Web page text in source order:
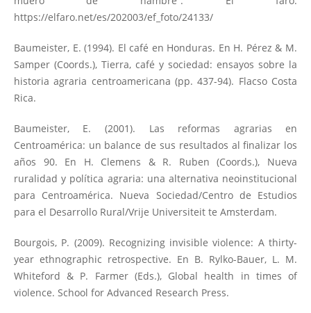
https://elfaro.net/es/202003/ef_foto/24133/
Baumeister, E. (1994). El café en Honduras. En H. Pérez & M.
Samper (Coords.), Tierra, café y sociedad: ensayos sobre la
historia agraria centroamericana (pp. 437-94). Flacso Costa
Rica.
Baumeister, E. (2001). Las reformas agrarias en
Centroamérica: un balance de sus resultados al finalizar los
años 90. En H. Clemens & R. Ruben (Coords.), Nueva
ruralidad y política agraria: una alternativa neoinstitucional
para Centroamérica. Nueva Sociedad/Centro de Estudios
para el Desarrollo Rural/Vrije Universiteit te Amsterdam.
Bourgois, P. (2009). Recognizing invisible violence: A thirty-
year ethnographic retrospective. En B. Rylko-Bauer, L. M.
Whiteford & P. Farmer (Eds.), Global health in times of
violence. School for Advanced Research Press.